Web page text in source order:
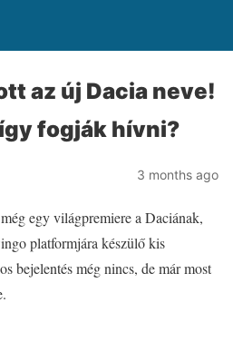
az új Dacia neve!
fogják hívni?
3 months ago
egy világpremiere a Daciának,
platformjára készülő kis
bejelentés még nincs, de már most